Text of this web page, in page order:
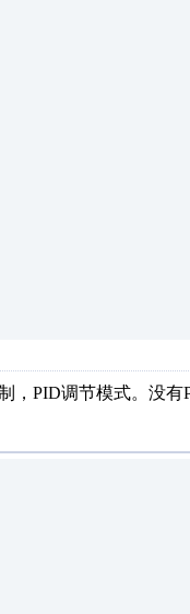
，PID调节模式。没